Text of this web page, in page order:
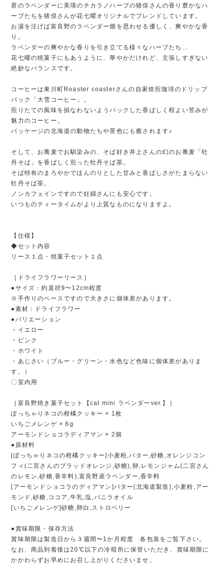
君のラベンダーに美瑛のチカラノハーブの猪俣さんの香り豊かなハ
ーブたちを猪俣さんが花七曜オリジナルでブレンドしています。
お湯を注げば富良野のラベンダー畑を思わせる優しく、爽やかな香
り。
ラベンダーの爽やかな香りを引き立てる様々なハーブたち...
花七曜の焼菓子にもあうように、華やかだけれど、主張しすぎない
絶妙なバランスです。
コーヒーは東川町Roaster coasterさんの自家焙煎珈琲のドリップ
パック「大雪コーヒー」。
煎りたての風味を損なわないようパックした香ばしく程よい苦みが
魅力のコーヒー。
パッケージの北海道の動物たちや景色にも癒されます♪
そして、お蕎麦でお馴染みの、そば好き井上さんの幻のお蕎麦「牡
丹そば」を香ばしく煎った牡丹そば茶。
そば特有のまろやかでほんのりとした甘みと香ばしさがたまらない
牡丹そば茶。
ノンカフェインですので妊婦さんにも安心です。
いつものティータイムがより上質なものになりますよ。
【仕様】
◆セット内容
リース１点・焼菓子セット１点
［ドライフラワーリース］
●サイズ：約直径9〜12cm程度
※手作りのベースですので大きさに個体差があります。
●素材：ドライフラワー
●バリエーション
・イエロー
・ピンク
・ホワイト
・あじさい（ブルー・グリーン・水色など色味に個体差がありま
す。）
〇室内用
［富良野焼き菓子セット【cat mini ラベンダーver.】］
ぽっちゃりネコの柑橘クッキー × 1枚
いちごメレンゲ × 6g
アーモンドショコラディアマン × 2個
●原材料
[ぽっちゃりネコの柑橘クッキー]小麦粉,バター,砂糖,オレンジコン
フィ(二宮さんのブラッドオレンジ,砂糖),卵,レモンジャム(二宮さん
のレモン,砂糖,香辛料),富良野産ラベンダー,香辛料
[アーモンドショコラのディアマン]バター(北海道製造),小麦粉,アー
モンド,砂糖,ココア,牛乳,塩,バニラオイル
[いちごメレンゲ]砂糖,卵白,ストロベリー
●賞味期限・保存方法
賞味期限は製造日から３週間〜1か月程度 各包装をご覧下さい。
なお、商品到着後は20℃以下の冷暗所に保管いただき、賞味期限に
かかわらずお早めにお召し上がりくださいませ。